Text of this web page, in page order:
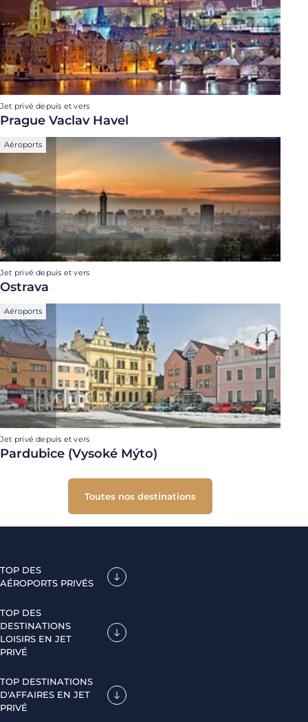
Jet privé depuis et vers
Prague Vaclav Havel
Aéroports
Jet privé depuis et vers
Ostrava
Aéroports
Jet privé depuis et vers
Pardubice (Vysoké Mýto)
Toutes nos destinations
TOP DES
AÉROPORTS PRIVÉS
TOP DES
DESTINATIONS
LOISIRS EN JET
PRIVÉ
TOP DESTINATIONS
D'AFFAIRES EN JET
PRIVÉ